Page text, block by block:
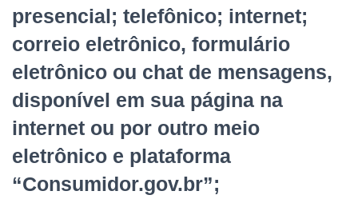
presencial; telefônico; internet;
correio eletrônico, formulário
eletrônico ou chat de mensagens,
disponível em sua página na
internet ou por outro meio
eletrônico e plataforma
“Consumidor.gov.br”;